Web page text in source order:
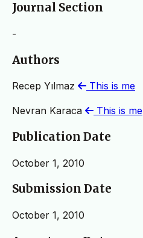
Journal Section
-
Authors
Recep Yılmaz This is me
Nevran Karaca This is me
Publication Date
October 1, 2010
Submission Date
October 1, 2010